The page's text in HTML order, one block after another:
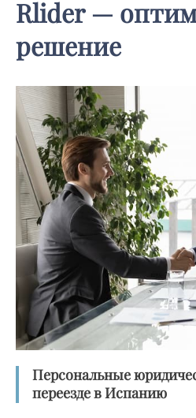
Rlider —
решение
Персональные
переезде в Испанию